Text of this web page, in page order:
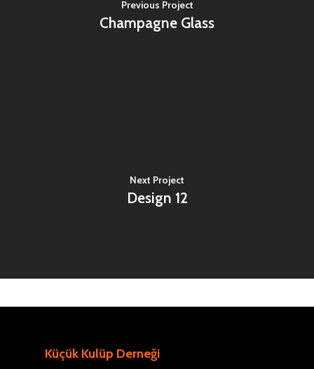
Previous Project
Champagne Glass
Next Project
Design 12
Küçük Kulüp Derneği